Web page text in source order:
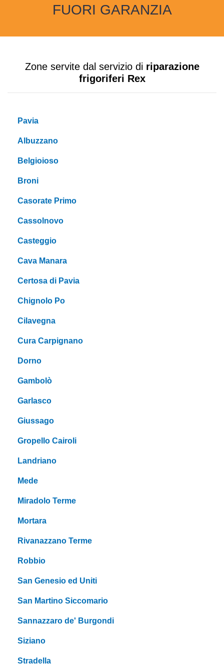
FUORI GARANZIA
Zone servite dal servizio di riparazione
frigoriferi Rex
Pavia
Albuzzano
Belgioioso
Broni
Casorate Primo
Cassolnovo
Casteggio
Cava Manara
Certosa di Pavia
Chignolo Po
Cilavegna
Cura Carpignano
Dorno
Gambolò
Garlasco
Giussago
Gropello Cairoli
Landriano
Mede
Miradolo Terme
Mortara
Rivanazzano Terme
Robbio
San Genesio ed Uniti
San Martino Siccomario
Sannazzaro de' Burgondi
Siziano
Stradella